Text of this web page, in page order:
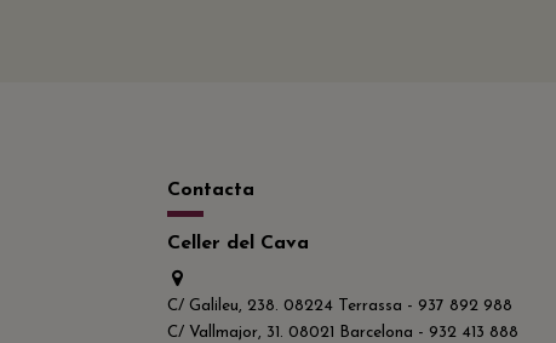
Contacta
Celler del Cava
C/ Galileu, 238. 08224 Terrassa - 937 892 988
C/ Vallmajor, 31. 08021 Barcelona - 932 413 888